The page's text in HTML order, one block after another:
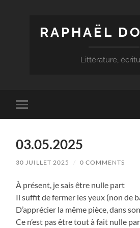
RAPHAËL
Littérature,
Toggle
mobile
03.05.2025
30 JUILLET 2025 / 0 COMMENTS
À présent, je sais être nulle part
Il suffit de fermer les yeux (non de
D’apprécier la même pièce, dans
Ce n’est pas être tout à fait nulle